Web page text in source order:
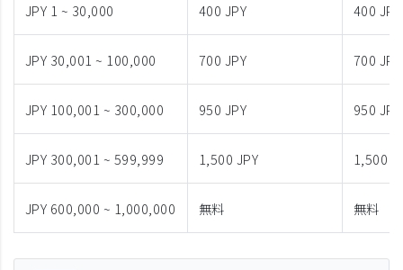
JPY 1 ~ 30,000 400 JPY 400 JPY
JPY 30,001 ~ 100,000 700 JPY 700 JPY
JPY 100,001 ~ 300,000 950 JPY 950 JPY
JPY 300,001 ~ 599,999 1,500 JPY 1,500
JPY 600,000 ~ 1,000,000 無料 無料